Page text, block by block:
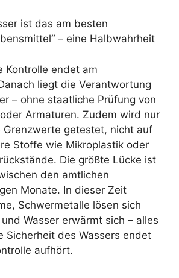
ist das am besten
– eine Halbwahrheit
Kontrolle endet am
liegt die Verantwortung
– ohne staatliche Prüfung von
Armaturen. Zudem wird nur
Grenzwerte getestet, nicht auf
Stoffe wie Mikroplastik oder
Die größte Lücke ist
den amtlichen
Monate. In dieser Zeit
Schwermetalle lösen sich
Wasser erwärmt sich – alles
Sicherheit des Wassers endet
aufhört.